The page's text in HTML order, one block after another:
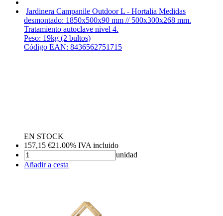
Jardinera Campanile Outdoor L - Hortalia Medidas
desmontado: 1850x500x90 mm // 500x300x268 mm.
Tratamiento autoclave nivel 4.
Peso: 19kg (2 bultos)
Código EAN: 8436562751715
EN STOCK
157,15 €21.00% IVA incluido
unidad
Añadir a cesta